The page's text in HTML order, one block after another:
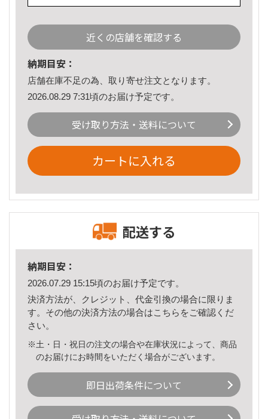
近くの店舗を確認する
納期目安：
店舗在庫不足の為、取り寄せ注文となります。
2026.08.29 7:31頃のお届け予定です。
受け取り方法・送料について
カートに入れる
配送する
納期目安：
2026.07.29 15:15頃のお届け予定です。
決済方法が、クレジット、代金引換の場合に限りま
す。その他の決済方法の場合はこちら をご確認くだ
さい。
※土・日・祝日の注文の場合や在庫状況によって、商品
のお届けにお時間をいただく場合がございます。
即日出荷条件について